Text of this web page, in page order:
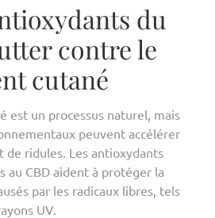
du
contre le
cutané
est un processus naturel, mais
peuvent accélérer
ridules. Les antioxydants
au CBD aident à protéger la
par les radicaux libres, tels
UV.